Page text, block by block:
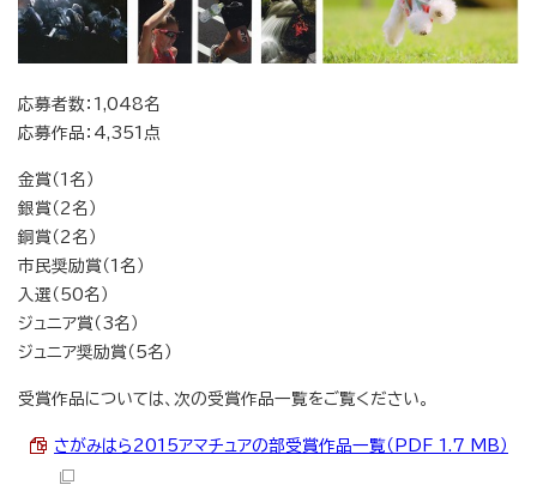
応募者数：1,048名
応募作品：4,351点
金賞（1名）
銀賞（2名）
銅賞（2名）
市民奨励賞（1名）
入選（50名）
ジュニア賞（3名）
ジュニア奨励賞（5名）
受賞作品については、次の受賞作品一覧をご覧ください。
さがみはら2015アマチュアの部受賞作品一覧（PDF 1.7 MB）